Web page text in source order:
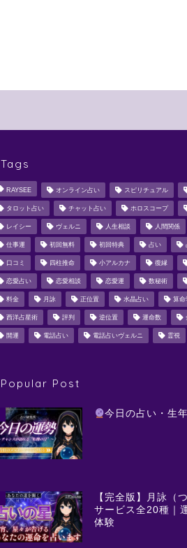
Tags
RAYSEE オンライン占い スピリチュアル
タロット占い チャット占い ホロスコープ
レイシー ヴェルニ 人生相談 人間関係
仕事運 初回無料 初回特典 占い
口コミ 四柱推命 小アルカナ 復縁
恋愛占い 恋愛相談 恋愛運 数秘術
料金 月詠 正位置 水晶占い 算命
西洋占星術 評判 逆位置 運命数
開運 電話占い 電話占いヴェルニ 霊視
Popular Post
今日の占い・生
【完全版】月詠（
サービス全20種｜
体験